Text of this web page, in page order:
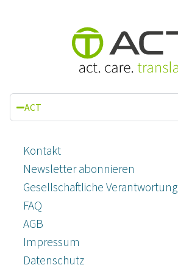
ACT
Kontakt
Newsletter abonnieren
Gesellschaftliche Verantwortung
FAQ
AGB
Impressum
Datenschutz­